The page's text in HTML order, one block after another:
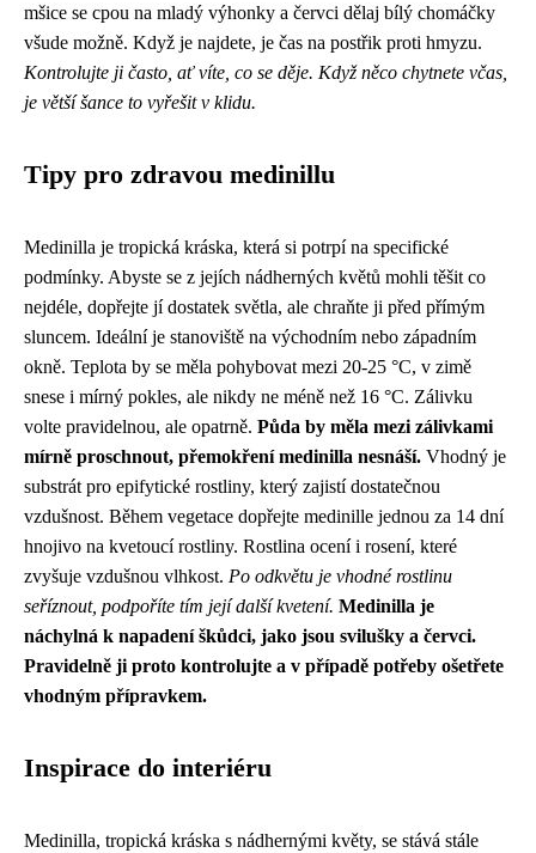
mšice se cpou na mladý výhonky a červci dělaj bílý chomáčky
všude možně. Když je najdete, je čas na postřik proti hmyzu.
Kontrolujte ji často, ať víte, co se děje. Když něco chytnete včas,
je větší šance to vyřešit v klidu.
Tipy pro zdravou medinillu
Medinilla je tropická kráska, která si potrpí na specifické
podmínky. Abyste se z jejích nádherných květů mohli těšit co
nejdéle, dopřejte jí dostatek světla, ale chraňte ji před přímým
sluncem. Ideální je stanoviště na východním nebo západním
okně. Teplota by se měla pohybovat mezi 20-25 °C, v zimě
snese i mírný pokles, ale nikdy ne méně než 16 °C. Zálivku
volte pravidelnou, ale opatrně. Půda by měla mezi zálivkami
mírně proschnout, přemokření medinilla nesnáší. Vhodný je
substrát pro epifytické rostliny, který zajistí dostatečnou
vzdušnost. Během vegetace dopřejte medinille jednou za 14 dní
hnojivo na kvetoucí rostliny. Rostlina ocení i rosení, které
zvyšuje vzdušnou vlhkost. Po odkvětu je vhodné rostlinu
seříznout, podpoříte tím její další kvetení. Medinilla je
náchylná k napadení škůdci, jako jsou svilušky a červci.
Pravidelně ji proto kontrolujte a v případě potřeby ošetřete
vhodným přípravkem.
Inspirace do interiéru
Medinilla, tropická kráska s nádhernými květy, se stává stále